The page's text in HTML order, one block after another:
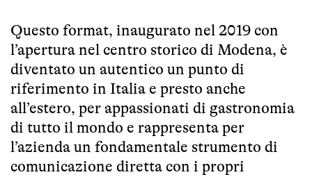
Questo format, inaugurato nel 2019 con
l’apertura nel centro storico di Modena, è
diventato un autentico un punto di
riferimento in Italia e presto anche
all’estero, per appassionati di gastronomia
di tutto il mondo e rappresenta per
l’azienda un fondamentale strumento di
comunicazione diretta con i propri